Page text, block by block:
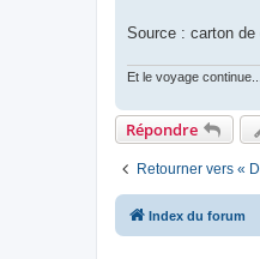
Source : carton de
Et le voyage continue...
Répondre
Retourner vers «
Index du forum